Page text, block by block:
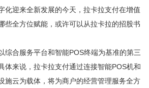
化迎来全新发展的今天，拉卡拉支付在增值
些全方位赋能，或许可以从拉卡拉的招股书
综合服务平台和智能POS终端为基准的第三
体来说，拉卡拉支付通过连接智能POS机和
施云为载体，将为商户的经营管理服务全方